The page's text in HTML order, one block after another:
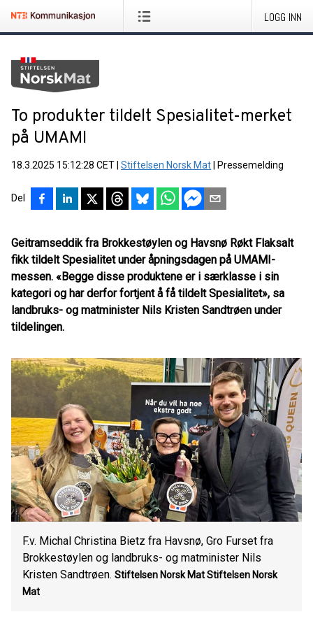
LOGG INN
To produkter tildelt Spesialitet-merket
på UMAMI
18.3.2025 15:12:28 CET Stiftelsen Norsk Mat Pressemelding
Del
Geitramseddik fra Brokkestøylen og Havsnø Røkt Flaksalt
fikk tildelt Spesialitet under åpningsdagen på UMAMI-
messen. «Begge disse produktene er i særklasse i sin
kategori og har derfor fortjent å få tildelt Spesialitet», sa
landbruks- og matminister Nils Kristen Sandtrøen under
tildelingen.
F.v. Michal Christina Bietz fra Havsnø, Gro Furset fra
Brokkestøylen og landbruks- og matminister Nils
Kristen Sandtrøen. Stiftelsen Norsk MatStiftelsen Norsk
Mat